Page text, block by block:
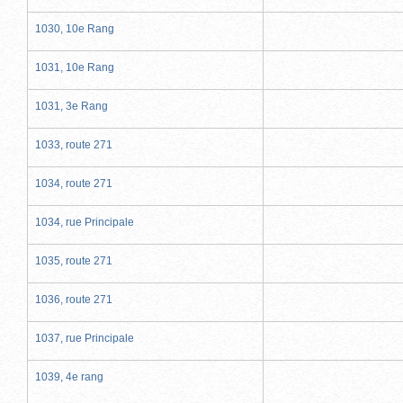
1030, 10e Rang
1031, 10e Rang
1031, 3e Rang
1033, route 271
1034, route 271
1034, rue Principale
1035, route 271
1036, route 271
1037, rue Principale
1039, 4e rang